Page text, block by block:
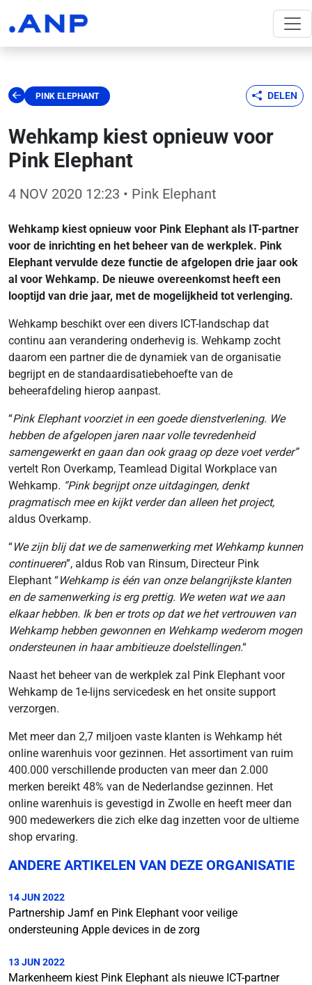
PINK ELEPHANT DELEN
Wehkamp kiest opnieuw voor
Pink Elephant
4 NOV 2020 12:23 • Pink Elephant
Wehkamp kiest opnieuw voor Pink Elephant als IT-partner
voor de inrichting en het beheer van de werkplek. Pink
Elephant vervulde deze functie de afgelopen drie jaar ook
al voor Wehkamp. De nieuwe overeenkomst heeft een
looptijd van drie jaar, met de mogelijkheid tot verlenging.
Wehkamp beschikt over een divers ICT-landschap dat
continu aan verandering onderhevig is. Wehkamp zocht
daarom een partner die de dynamiek van de organisatie
begrijpt en de standaardisatiebehoefte van de
beheerafdeling hierop aanpast.
“Pink Elephant voorziet in een goede dienstverlening. We
hebben de afgelopen jaren naar volle tevredenheid
samengewerkt en gaan dan ook graag op deze voet verder”
vertelt Ron Overkamp, Teamlead Digital Workplace van
Wehkamp. “Pink begrijpt onze uitdagingen, denkt
pragmatisch mee en kijkt verder dan alleen het project,
aldus Overkamp.
“We zijn blij dat we de samenwerking met Wehkamp kunnen
continueren”, aldus Rob van Rinsum, Directeur Pink
Elephant “Wehkamp is één van onze belangrijkste klanten
en de samenwerking is erg prettig. We weten wat we aan
elkaar hebben. Ik ben er trots op dat we het vertrouwen van
Wehkamp hebben gewonnen en Wehkamp wederom mogen
ondersteunen in haar ambitieuze doelstellingen.“
Naast het beheer van de werkplek zal Pink Elephant voor
Wehkamp de 1e-lijns servicedesk en het onsite support
verzorgen.
Met meer dan 2,7 miljoen vaste klanten is Wehkamp hét
online warenhuis voor gezinnen. Het assortiment van ruim
400.000 verschillende producten van meer dan 2.000
merken bereikt 48% van de Nederlandse gezinnen. Het
online warenhuis is gevestigd in Zwolle en heeft meer dan
900 medewerkers die zich elke dag inzetten voor de ultieme
shop ervaring.
ANDERE ARTIKELEN VAN DEZE ORGANISATIE
14 JUN 2022
Partnership Jamf en Pink Elephant voor veilige
ondersteuning Apple devices in de zorg
13 JUN 2022
Markenheem kiest Pink Elephant als nieuwe ICT-partner